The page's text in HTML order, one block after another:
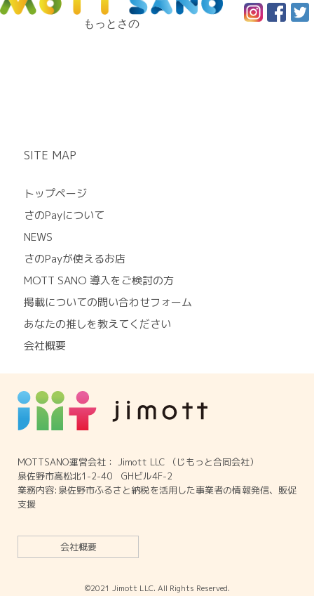
もっとさの
MOTTSANO運営会社： Jimott LLC （じもっと合同会社）
泉佐野市高松北1-2-40 GHビル4F-2
業務内容:泉佐野市ふるさと納税を活用した事業者の情報発信、販促
支援
会社概要
SITE MAP
トップページ
さのPayについて
NEWS
さのPayが使えるお店
MOTT SANO 導入をご検討の方
掲載についての問い合わせフォーム
あなたの推しを教えてください
会社概要
©2021 Jimott LLC. All Rights Reserved.